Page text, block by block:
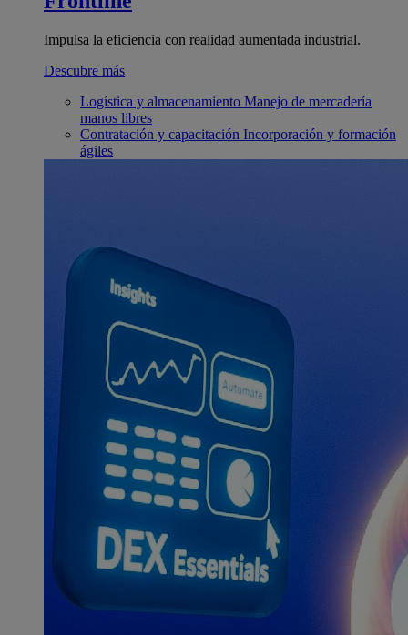
Impulsa la eficiencia con realidad aumentada industrial.
Descubre más
Logística y almacenamiento Manejo de mercadería
manos libres
Contratación y capacitación Incorporación y formación
ágiles